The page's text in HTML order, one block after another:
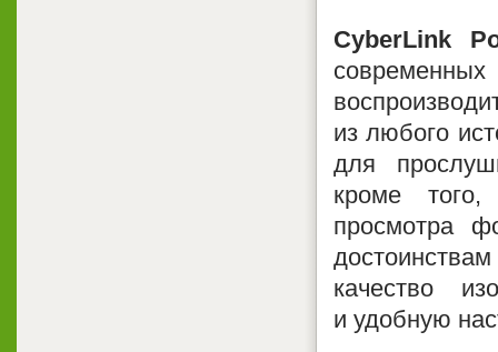
CyberLink
из любого
для
кроме
просмотра
качество
и удобную